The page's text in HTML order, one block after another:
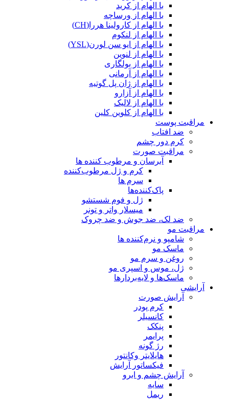
با الهام از کرید
با الهام از ورساچه
با الهام از کارولینا هررا(CH)
با الهام از لنکوم
با الهام از ایو سن لورن(YSL)
با الهام از لنوین
با الهام از بولگاری
با الهام از آرمانی
با الهام از ژان پل گوتیه
با الهام از آزارو
با الهام از لالیک
با الهام از کلوین کلین
مراقبت پوست
ضد افتاب
کرم دور چشم
مراقبت صورت
آبرسان و مرطوب کننده ها
کرم و ژل مرطوب‌کننده
سرم ها
پاک‌کننده‌ها
ژل و فوم شستشو
میسلار واتر و تونر
ضد لک، ضد جوش و ضد چروک
مراقبت مو
شامپو و نرم‌کننده ها
ماسک مو
روغن و سرم مو
ژل، موس و اسپری مو
ماسک‌ها و لایه‌بردارها
آرایشی
آرایش صورت
کرم پودر
کانسیلر
پنکک
پرایمر
رژ گونه
هایلایتر وکانتور
فیکساتور آرایش
آرایش چشم و ابرو
سایه
ریمل